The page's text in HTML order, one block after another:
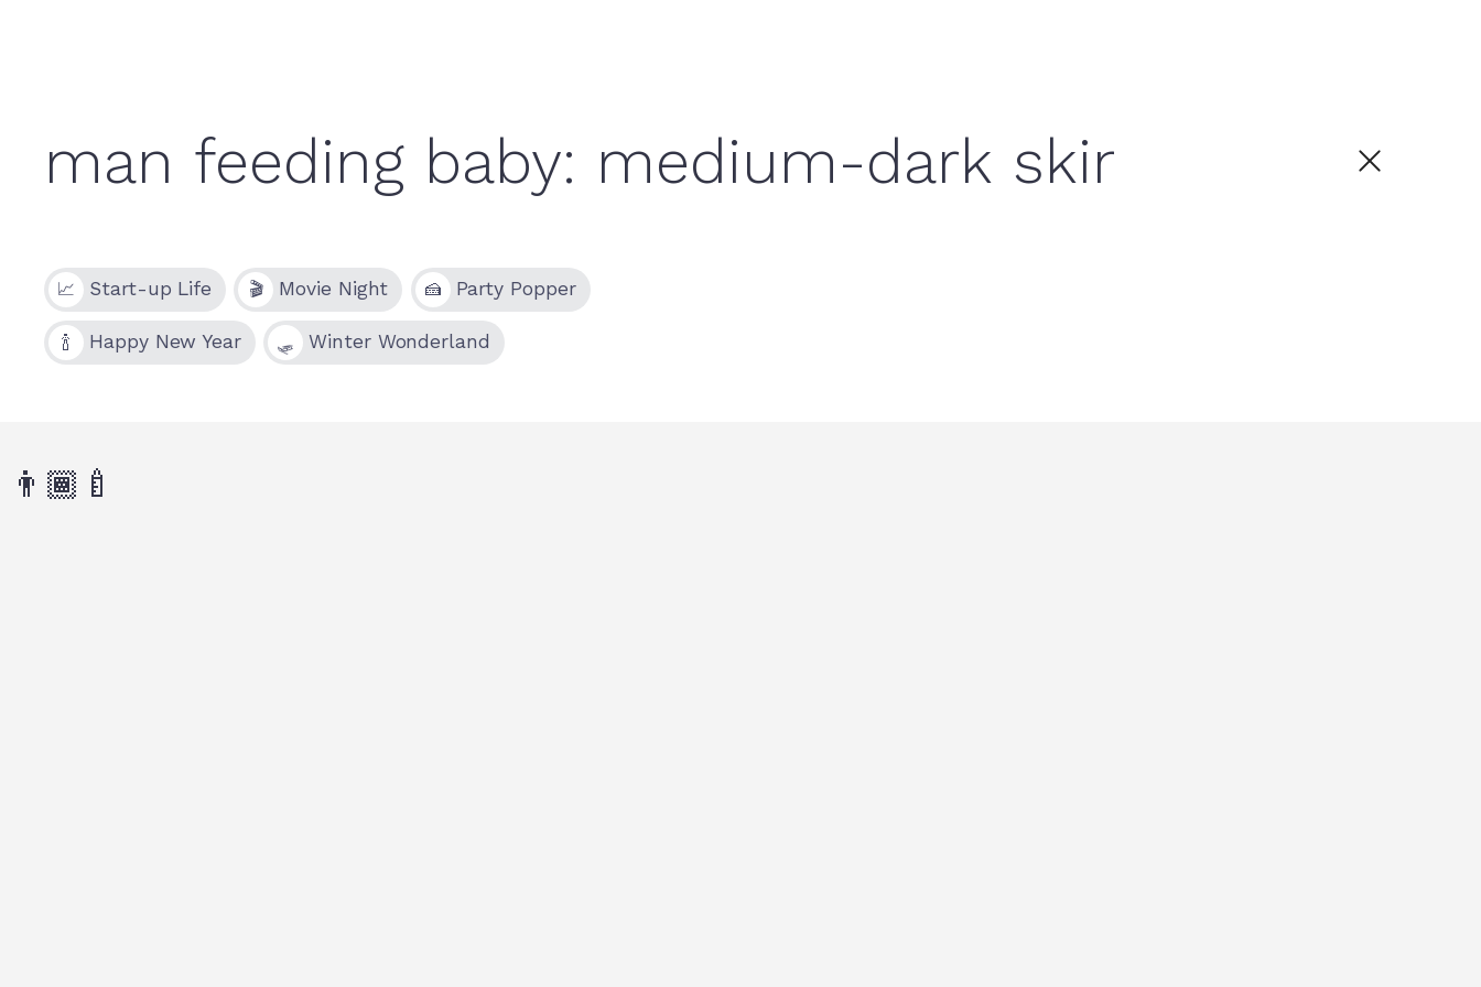
📈 Start-up Life 🎬 Movie Night 🍰 Party Popper
🍾 Happy New Year 🛷 Winter Wonderland
👨🏾‍🍼